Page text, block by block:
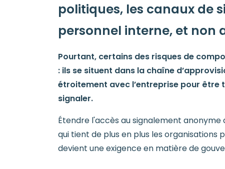
politiques, les canaux de
personnel interne, et non
Pourtant, certains des risques de
: ils se situent dans la chaîne
étroitement avec l’entreprise pour être
signaler.
Étendre l'accès au signalement
qui tient de plus en plus les organisations
devient une exigence en matière de